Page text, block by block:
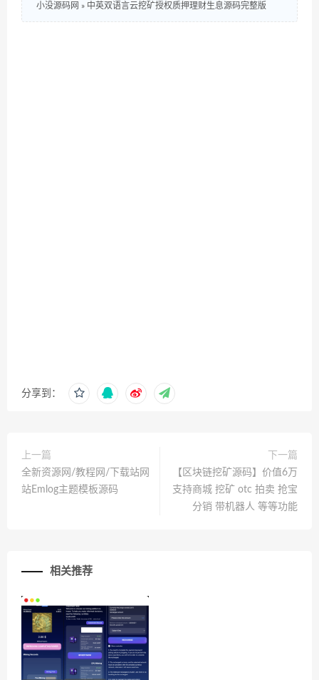
小没源码网 » 中英双语言云挖矿授权质押理财生息源码完整版
分享到：
上一篇
全新资源网/教程网/下载站网
站Emlog主题模板源码
下一篇
【区块链挖矿源码】价值6万
支持商城 挖矿 otc 拍卖 抢宝
分销 带机器人 等等功能
相关推荐